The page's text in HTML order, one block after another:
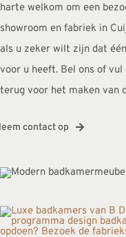
harte welkom om een
showroom en fabriek in
als u zeker wilt zijn dat
voor u heeft. Bel ons of vul
terug voor het maken van
contact op